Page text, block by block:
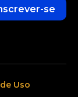
se
Uso